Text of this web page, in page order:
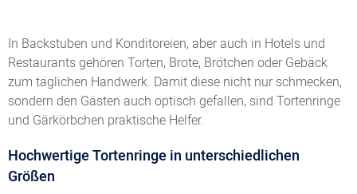
In Backstuben und Konditoreien, aber auch in Hotels und
Restaurants gehören Torten, Brote, Brötchen oder Gebäck
zum täglichen Handwerk. Damit diese nicht nur schmecken,
sondern den Gästen auch optisch gefallen, sind Tortenringe
und Gärkörbchen praktische Helfer.
Hochwertige Tortenringe in unterschiedlichen
Größen